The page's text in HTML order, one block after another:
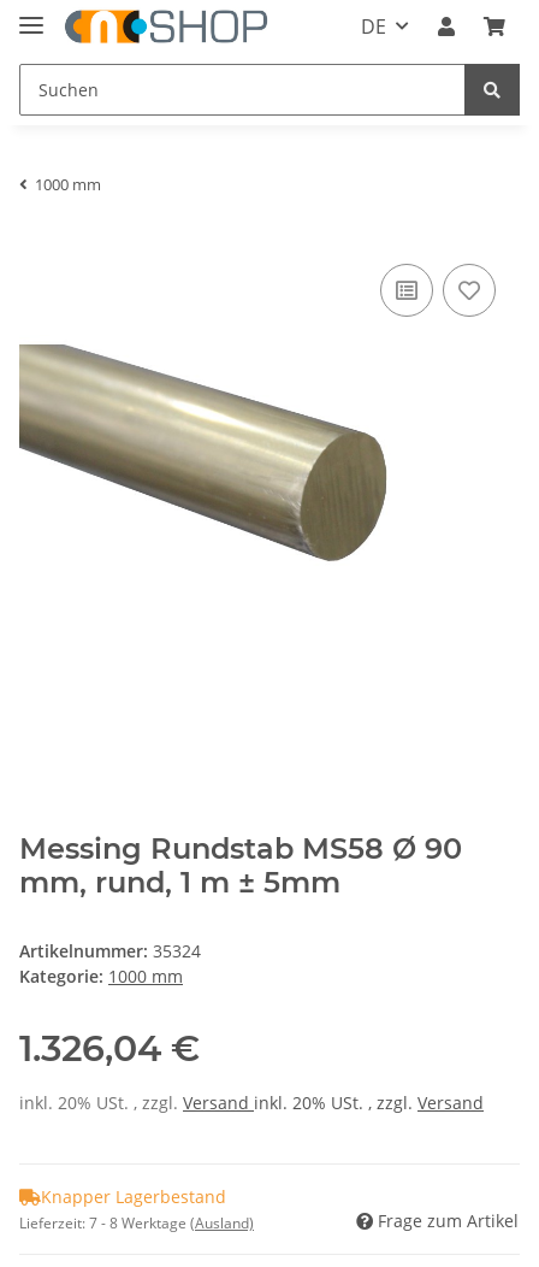
DE
1000 mm
Messing Rundstab MS58 Ø 90
mm, rund, 1 m ± 5mm
Artikelnummer: 35324
Kategorie: 1000 mm
1.326,04 €
inkl. 20% USt. , zzgl. Versand inkl. 20% USt. , zzgl. Versand
Knapper Lagerbestand
Lieferzeit:7 - 8 Werktage (Ausland) Frage zum Artikel